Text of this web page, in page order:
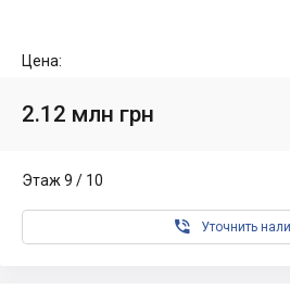
Цена:
2.12 млн грн
Этаж 9 / 10
 Уточнить